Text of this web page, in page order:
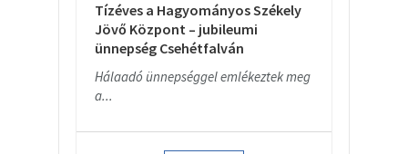
Tízéves a Hagyományos Székely
Jövő Központ – jubileumi
ünnepség Csehétfalván
Hálaadó ünnepséggel emlékeztek meg
a...